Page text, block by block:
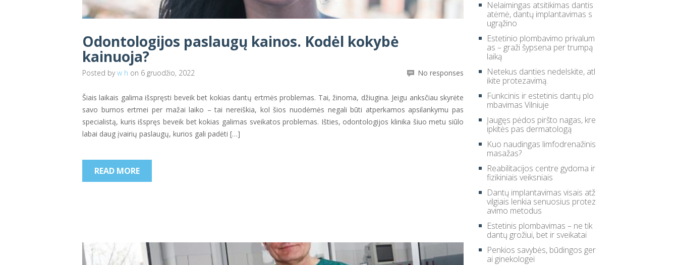
Odontologijos paslaugų kainos. Kodėl kokybė
kainuoja?
Posted byw h on 6 gruodžio, 2022 No responses
Šiais laikais galima išspręsti beveik bet kokias dantų ertmės problemas. Tai, žinoma, džiugina. Jeigu anksčiau skyrėte
savo burnos ertmei per mažai laiko – tai nereiškia, kol šios nuodėmės negali būti atperkamos apsilankymu pas
specialistą, kuris išspręs beveik bet kokias galimas sveikatos problemas. Išties, odontologijos klinika šiuo metu siūlo
labai daug įvairių paslaugų, kurios gali padėti […]
READ MORE
Nelaimingas atsitikimas dantis
atėmė, dantų implantavimas s
ugrąžino
Estetinio plombavimo privalum
as – graži šypsena per trumpą
laiką
Netekus danties nedelskite, atl
ikite protezavimą.
Funkcinis ir estetinis dantų plo
mbavimas Vilniuje
Įaugęs pėdos piršto nagas, kre
ipkitės pas dermatologą
Kuo naudingas limfodrenažinis
masažas?
Reabilitacijos centre gydoma ir
fizikiniais veiksniais
Dantų implantavimas visais atž
vilgiais lenkia senuosius protez
avimo metodus
Estetinis plombavimas – ne tik
dantų grožiui, bet ir sveikatai
Penkios savybės, būdingos ger
ai ginekologei